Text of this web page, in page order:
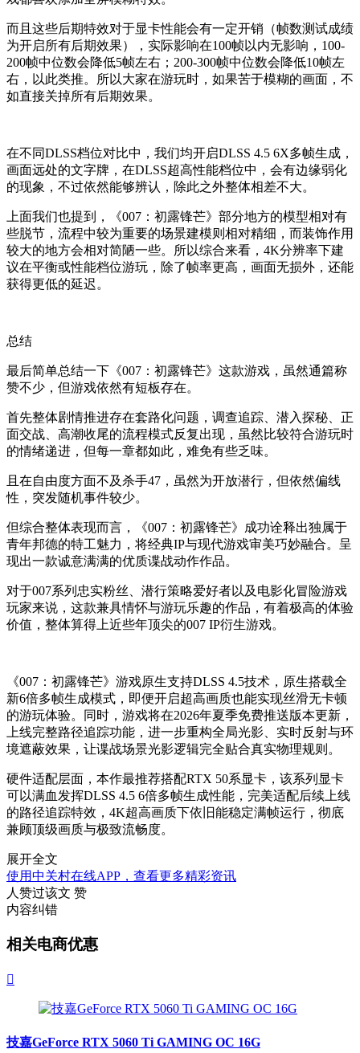
而且这些后期特效对于显卡性能会有一定开销（帧数测试成绩
为开启所有后期效果），实际影响在100帧以内无影响，100-
200帧中位数会降低5帧左右；200-300帧中位数会降低10帧左
右，以此类推。所以大家在游玩时，如果苦于模糊的画面，不
如直接关掉所有后期效果。
在不同DLSS档位对比中，我们均开启DLSS 4.5 6X多帧生成，
画面远处的文字牌，在DLSS超高性能档位中，会有边缘弱化
的现象，不过依然能够辨认，除此之外整体相差不大。
上面我们也提到，《007：初露锋芒》部分地方的模型相对有
些脱节，流程中较为重要的场景建模则相对精细，而装饰作用
较大的地方会相对简陋一些。所以综合来看，4K分辨率下建
议在平衡或性能档位游玩，除了帧率更高，画面无损外，还能
获得更低的延迟。
总结
最后简单总结一下《007：初露锋芒》这款游戏，虽然通篇称
赞不少，但游戏依然有短板存在。
首先整体剧情推进存在套路化问题，调查追踪、潜入探秘、正
面交战、高潮收尾的流程模式反复出现，虽然比较符合游玩时
的情绪递进，但每一章都如此，难免有些乏味。
且在自由度方面不及杀手47，虽然为开放潜行，但依然偏线
性，突发随机事件较少。
但综合整体表现而言，《007：初露锋芒》成功诠释出独属于
青年邦德的特工魅力，将经典IP与现代游戏审美巧妙融合。呈
现出一款诚意满满的优质谍战动作作品。
对于007系列忠实粉丝、潜行策略爱好者以及电影化冒险游戏
玩家来说，这款兼具情怀与游玩乐趣的作品，有着极高的体验
价值，整体算得上近些年顶尖的007 IP衍生游戏。
《007：初露锋芒》游戏原生支持DLSS 4.5技术，原生搭载全
新6倍多帧生成模式，即便开启超高画质也能实现丝滑无卡顿
的游玩体验。同时，游戏将在2026年夏季免费推送版本更新，
上线完整路径追踪功能，进一步重构全局光影、实时反射与环
境遮蔽效果，让谍战场景光影逻辑完全贴合真实物理规则。
硬件适配层面，本作最推荐搭配RTX 50系显卡，该系列显卡
可以满血发挥DLSS 4.5 6倍多帧生成性能，完美适配后续上线
的路径追踪特效，4K超高画质下依旧能稳定满帧运行，彻底
兼顾顶级画质与极致流畅度。
展开全文
使用中关村在线APP，查看更多精彩资讯
人赞过该文 赞
内容纠错
相关电商优惠

技嘉GeForce RTX 5060 Ti GAMING OC 16G